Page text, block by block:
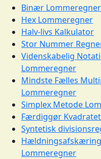
Binær Lommeregner
Hex Lommeregner
Halv-livs Kalkulator
Stor Nummer
Videnskabelig
Lommeregner
Mindste Fælles
Lommeregner
Simplex Metode
Færdiggør
Syntetisk
Lommeregner